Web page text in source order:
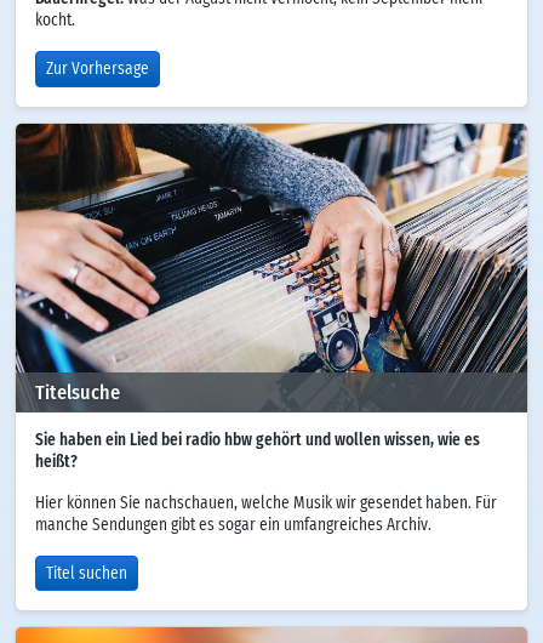
kocht.
Zur Vorhersage
Titelsuche
Sie haben ein Lied bei radio hbw gehört und wollen wissen, wie es
heißt?
Hier können Sie nachschauen, welche Musik wir gesendet haben. Für
manche Sendungen gibt es sogar ein umfangreiches Archiv.
Titel suchen